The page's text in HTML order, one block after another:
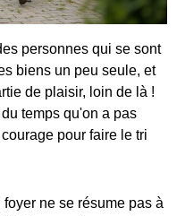
personnes qui se sont
biens un peu seule, et
de plaisir, loin de là !
temps qu'on a pas
pour faire le tri
ne se résume pas à